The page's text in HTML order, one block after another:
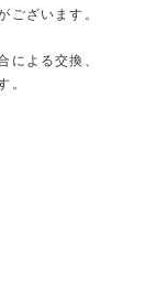
ございます。
による交換、
。